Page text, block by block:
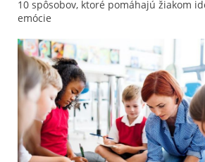
10 spôsobov, ktoré pomáhajú žiakom
emócie